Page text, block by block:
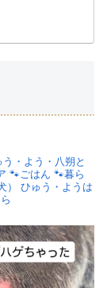
う・よう・八朔と
🐾ごはん 🐾暮ら
ひゅう・ようは